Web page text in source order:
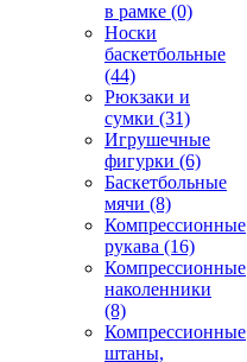
в рамке (0)
Носки
баскетбольные
(44)
Рюкзаки и
сумки (31)
Игрушечные
фигурки (6)
Баскетбольные
мячи (8)
Компрессионные
рукава (16)
Компрессионные
наколенники
(8)
Компрессионные
штаны,